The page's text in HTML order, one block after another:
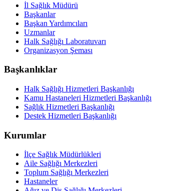
İl Sağlık Müdürü
Başkanlar
Başkan Yardımcıları
Uzmanlar
Halk Sağlığı Laboratuvarı
Organizasyon Şeması
Başkanlıklar
Halk Sağlığı Hizmetleri Başkanlığı
Kamu Hastaneleri Hizmetleri Başkanlığı
Sağlık Hizmetleri Başkanlığı
Destek Hizmetleri Başkanlığı
Kurumlar
İlçe Sağlık Müdürlükleri
Aile Sağlığı Merkezleri
Toplum Sağlığı Merkezleri
Hastaneler